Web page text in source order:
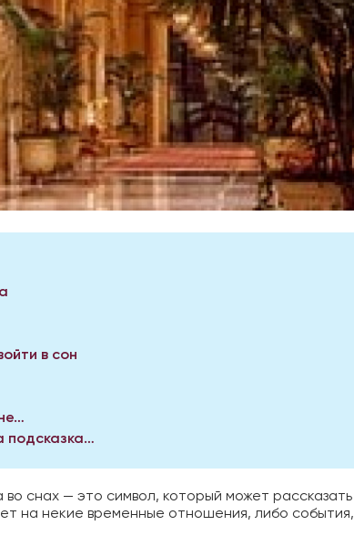
в сон
подсказка…
снах — это символ, который может рассказать
на некие временные отношения, либо события,